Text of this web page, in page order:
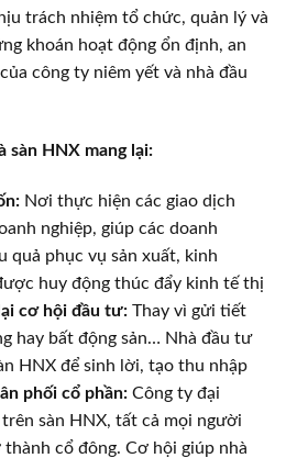
trách nhiệm tổ chức, quản lý và
khoán hoạt động ổn định, an
công ty niêm yết và nhà đầu
sàn HNX mang lại:
Nơi thực hiện các giao dịch
nghiệp, giúp các doanh
quả phục vụ sản xuất, kinh
huy động thúc đẩy kinh tế thị
cơ hội đầu tư: Thay vì gửi tiết
hay bất động sản… Nhà đầu tư
HNX để sinh lời, tạo thu nhập
phối cổ phần: Công ty đại
sàn HNX, tất cả mọi người
cổ đông. Cơ hội giúp nhà